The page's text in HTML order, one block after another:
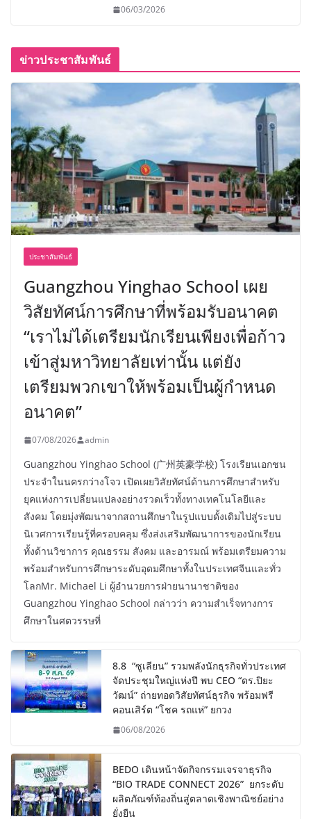
06/03/2026
ข่าวประชาสัมพันธ์
ประชาสัมพันธ์
Guangzhou Yinghao School เผย
วิสัยทัศน์การศึกษาที่พร้อมรับอนาคต
“เราไม่ได้เตรียมนักเรียนเพียงเพื่อก้าว
เข้าสู่มหาวิทยาลัยเท่านั้น แต่ยัง
เตรียมพวกเขาให้พร้อมเป็นผู้กำหนด
อนาคต”
07/08/2026 admin
Guangzhou Yinghao School (广州英豪学校) โรงเรียนเอกชน
ประจำในนครกว่างโจว เปิดเผยวิสัยทัศน์ด้านการศึกษาสำหรับ
ยุคแห่งการเปลี่ยนแปลงอย่างรวดเร็วทั้งทางเทคโนโลยีและ
สังคม โดยมุ่งพัฒนาจากสถานศึกษาในรูปแบบดั้งเดิมไปสู่ระบบ
นิเวศการเรียนรู้ที่ครอบคลุม ซึ่งส่งเสริมพัฒนาการของนักเรียน
ทั้งด้านวิชาการ คุณธรรม สังคม และอารมณ์ พร้อมเตรียมความ
พร้อมสำหรับการศึกษาระดับอุดมศึกษาทั้งในประเทศจีนและทั่ว
โลกMr. Michael Li ผู้อำนวยการฝ่ายนานาชาติของ
Guangzhou Yinghao School กล่าวว่า ความสำเร็จทางการ
ศึกษาในศตวรรษที่
8.8 “ซูเลียน” รวมพลังนักธุรกิจทั่วประเทศ
จัดประชุมใหญ่แห่งปี พบ CEO “ดร.ปิยะ
วัฒน์” ถ่ายทอดวิสัยทัศน์ธุรกิจ พร้อมฟรี
คอนเสิร์ต “โชค รถแห่” ยกวง
06/08/2026
BEDO เดินหน้าจัดกิจกรรมเจรจาธุรกิจ
“BIO TRADE CONNECT 2026” ยกระดับ
ผลิตภัณฑ์ท้องถิ่นสู่ตลาดเชิงพาณิชย์อย่าง
ยั่งยืน